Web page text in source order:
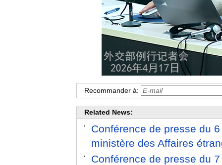
Recommander à:
Related News:
Conférence de presse du
ministère des Affaires
Conférence de presse du